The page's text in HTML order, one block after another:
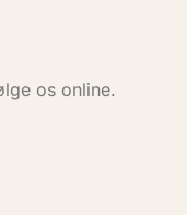
os online.